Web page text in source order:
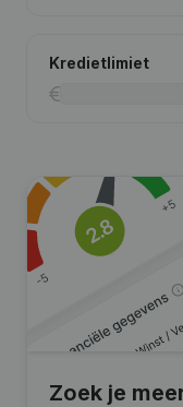
Kredietlimiet
Zoek je